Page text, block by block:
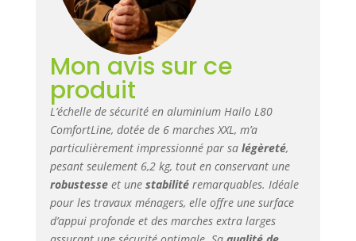
sûr, pieds
interchangeables
vendus
séparément Bac de
boucle pour seau :
pour ranger les
outils, les
accessoires de
peinture et les
petites pièces, la
boucle du seau a
une fermeture
Mon avis sur ce
produit
L’échelle de sécurité en aluminium Hailo L80
ComfortLine, dotée de 6 marches XXL, m’a
particulièrement impressionné par sa légèreté,
pesant seulement 6,2 kg, tout en conservant une
robustesseet une stabilitéremarquables. Idéale
pour les travaux ménagers, elle offre une surface
d’appui profonde et des marches extra larges